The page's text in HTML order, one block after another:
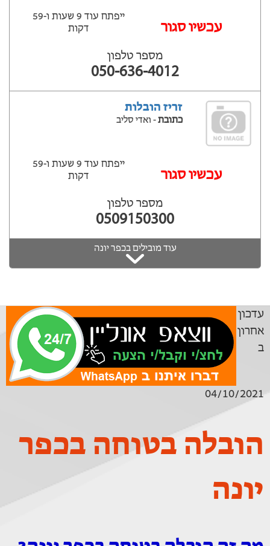
עכשיו סגור
ייפתח עוד 9 שעות ‫ו-59
דקות
מספר טלפון
050-636-4012
זריז הובלות
כתובת- ואדי סליב
עכשיו סגור
ייפתח עוד 9 שעות ‫ו-59
דקות
מספר טלפון
0509150300
עוד מובילים בכפר יונה
עדכון
אחרון
ב
04/10/2021
הובלה בטוחה בכפר
יונה